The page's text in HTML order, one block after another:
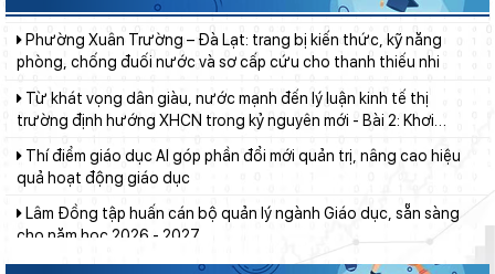
trường định hướng XHCN trong kỷ nguyên mới - Bài 2: Khơi
thông nguồn lực, vững bước tiến vào kỷ nguyên mới (tiếp theo
và hết)
Thí điểm giáo dục AI góp phần đổi mới quản trị, nâng cao hiệu
Lâm Đồng tập huấn cán bộ quản lý ngành Giáo dục, sẵn sàng
cho năm học 2026 - 2027
Đẩy mạnh truyền thông về giáo dục nghề nghiệp trong toàn
ngành năm 2026
Lâm Đồng phấn đấu hoàn thành Trường THPT Chuyên Bảo Lộc